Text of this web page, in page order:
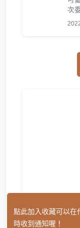
次
點此加入收藏可以在
時收到通知喔！